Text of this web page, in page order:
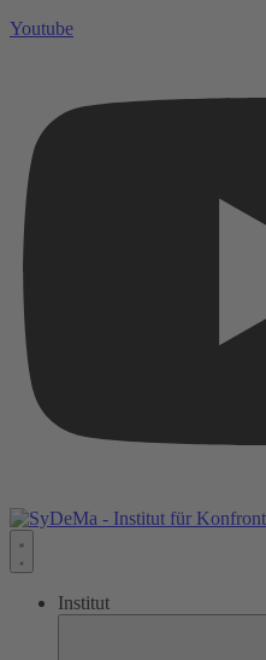
Youtube
Institut